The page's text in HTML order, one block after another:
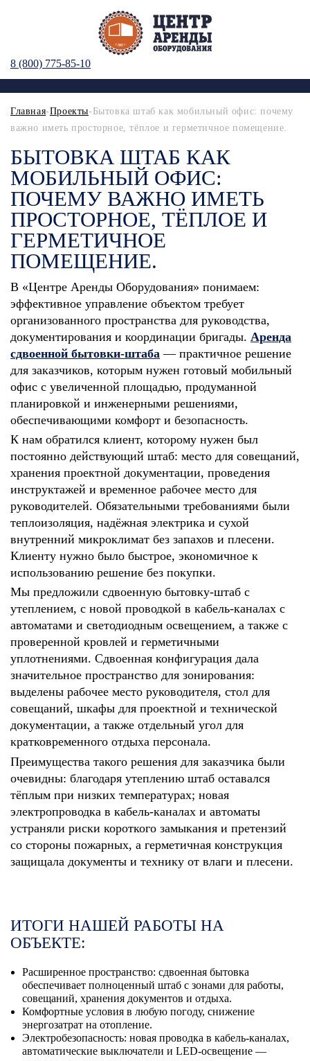
8 (800) 775-85-10
Главная-Проекты-Бытовка штаб как мобильный офис: почему
важно иметь просторное, тёплое и герметичное помещение.
БЫТОВКА ШТАБ КАК
МОБИЛЬНЫЙ ОФИС:
ПОЧЕМУ ВАЖНО ИМЕТЬ
ПРОСТОРНОЕ, ТЁПЛОЕ И
ГЕРМЕТИЧНОЕ
ПОМЕЩЕНИЕ.
В «Центре Аренды Оборудования» понимаем:
эффективное управление объектом требует
организованного пространства для руководства,
документирования и координации бригады. Аренда
сдвоенной бытовки‑штаба — практичное решение
для заказчиков, которым нужен готовый мобильный
офис с увеличенной площадью, продуманной
планировкой и инженерными решениями,
обеспечивающими комфорт и безопасность.
К нам обратился клиент, которому нужен был
постоянно действующий штаб: место для совещаний,
хранения проектной документации, проведения
инструктажей и временное рабочее место для
руководителей. Обязательными требованиями были
теплоизоляция, надёжная электрика и сухой
внутренний микроклимат без запахов и плесени.
Клиенту нужно было быстрое, экономичное к
использованию решение без покупки.
Мы предложили сдвоенную бытовку‑штаб с
утеплением, с новой проводкой в кабель‑каналах с
автоматами и светодиодным освещением, а также с
проверенной кровлей и герметичными
уплотнениями. Сдвоенная конфигурация дала
значительное пространство для зонирования:
выделены рабочее место руководителя, стол для
совещаний, шкафы для проектной и технической
документации, а также отдельный угол для
кратковременного отдыха персонала.
Преимущества такого решения для заказчика были
очевидны: благодаря утеплению штаб оставался
тёплым при низких температурах; новая
электропроводка в кабель‑каналах и автоматы
устраняли риски короткого замыкания и претензий
со стороны пожарных, а герметичная конструкция
защищала документы и технику от влаги и плесени.
ИТОГИ НАШЕЙ РАБОТЫ НА
ОБЪЕКТЕ:
Расширенное пространство: сдвоенная бытовка
обеспечивает полноценный штаб с зонами для работы,
совещаний, хранения документов и отдыха.
Комфортные условия в любую погоду, снижение
энергозатрат на отопление.
Электробезопасность: новая проводка в кабель‑каналах,
автоматические выключатели и LED‑освещение —